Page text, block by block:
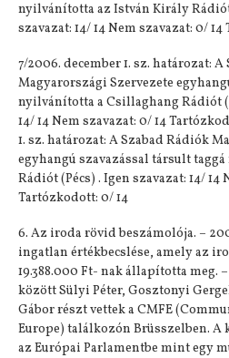
nyilvánította az István Király
szavazat: 14/ 14 Nem szavazat: 0/
7/2006. december 1. sz. határozat:
Magyarországi Szervezete
nyilvánította a Csillaghang Rádiót
14/ 14 Nem szavazat: 0/ 14
1. sz. határozat: A Szabad Rádiók
egyhangú szavazással társult
Rádiót (Pécs) . Igen szavazat: 14/ 14
Tartózkodott: 0/ 14
6. Az iroda rövid beszámolója. –
ingatlan értékbecslése, amely az
19.388.000 Ft- nak állapította meg.
között Sülyi Péter, Gosztonyi
Gábor részt vettek a CMFE
Europe) találkozón Brüsszelben. A
az Európai Parlamentbe mint egy